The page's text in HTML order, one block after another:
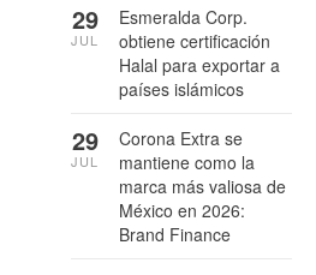
Esmeralda Corp.
obtiene certificación
Halal para exportar a
países islámicos
29
JUL
Corona Extra se
mantiene como la
marca más valiosa de
México en 2026:
Brand Finance
29
JUL